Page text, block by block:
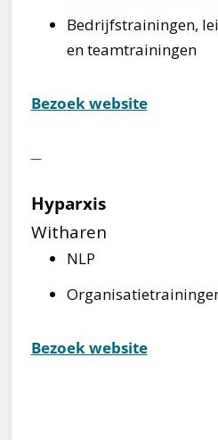
Bedrijfstrainingen,
en teamtrainingen
Bezoek website
Hyparxis
Witharen
NLP
Bezoek website